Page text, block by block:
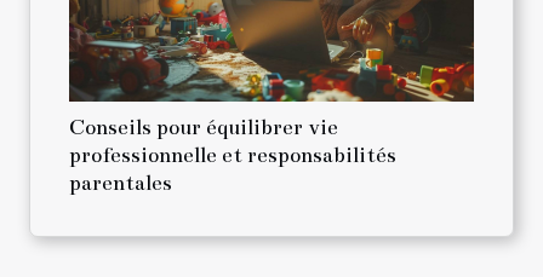
Conseils pour équilibrer vie
professionnelle et responsabilités
parentales